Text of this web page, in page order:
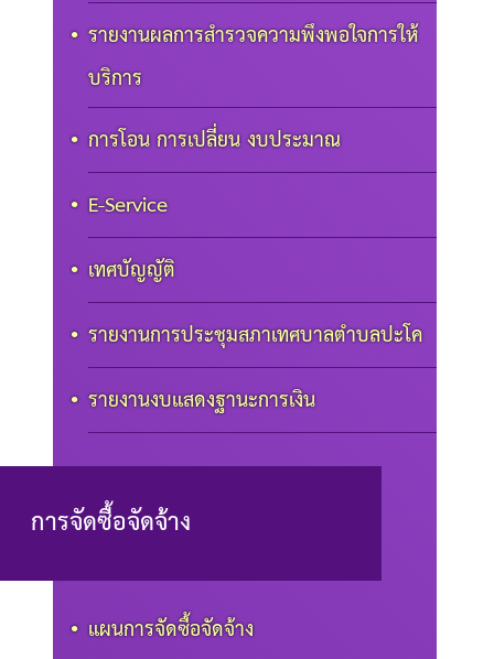
รายงานผลการสำรวจความพึงพอใจการให้
บริการ
การโอน การเปลี่ยน งบประมาณ
E-Service
เทศบัญญัติ
รายงานการประชุมสภาเทศบาลตำบลปะโค
รายงานงบแสดงฐานะการเงิน
การจัดซื้อจัดจ้าง
แผนการจัดซื้อจัดจ้าง